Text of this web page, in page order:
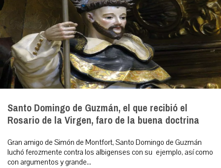
Santo Domingo de Guzmán, el que recibió el
Rosario de la Virgen, faro de la buena doctrina
Gran amigo de Simón de Montfort, Santo Domingo de Guzmán
luchó ferozmente contra los albigenses con su ejemplo, así como
con argumentos y grande...